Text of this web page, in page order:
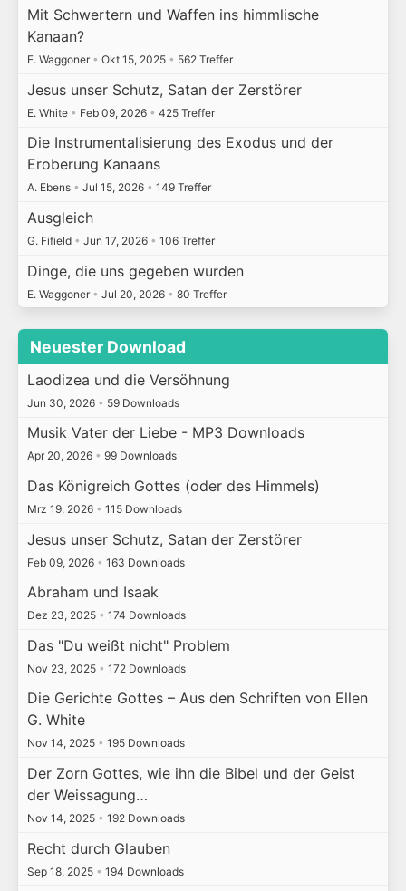
Mit Schwertern und Waffen ins himmlische
Kanaan?
E. Waggoner • Okt 15, 2025 • 562 Treffer
Jesus unser Schutz, Satan der Zerstörer
E. White • Feb 09, 2026 • 425 Treffer
Die Instrumentalisierung des Exodus und der
Eroberung Kanaans
A. Ebens • Jul 15, 2026 • 149 Treffer
Ausgleich
G. Fifield • Jun 17, 2026 • 106 Treffer
Dinge, die uns gegeben wurden
E. Waggoner • Jul 20, 2026 • 80 Treffer
Neuester Download
Laodizea und die Versöhnung
Jun 30, 2026 • 59 Downloads
Musik Vater der Liebe - MP3 Downloads
Apr 20, 2026 • 99 Downloads
Das Königreich Gottes (oder des Himmels)
Mrz 19, 2026 • 115 Downloads
Jesus unser Schutz, Satan der Zerstörer
Feb 09, 2026 • 163 Downloads
Abraham und Isaak
Dez 23, 2025 • 174 Downloads
Das "Du weißt nicht" Problem
Nov 23, 2025 • 172 Downloads
Die Gerichte Gottes – Aus den Schriften von Ellen
G. White
Nov 14, 2025 • 195 Downloads
Der Zorn Gottes, wie ihn die Bibel und der Geist
der Weissagung…
Nov 14, 2025 • 192 Downloads
Recht durch Glauben
Sep 18, 2025 • 194 Downloads